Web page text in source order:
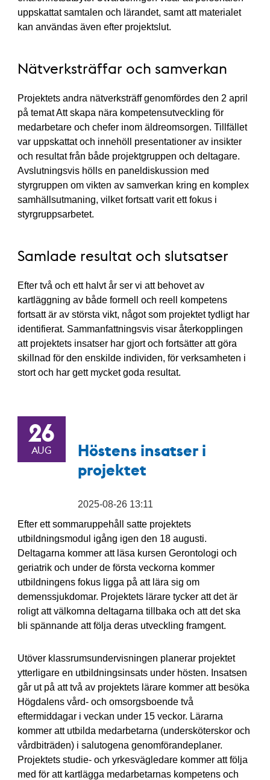
uppskattat samtalen och lärandet, samt att materialet
kan användas även efter projektslut.
Nätverksträffar och samverkan
Projektets andra nätverksträff genomfördes den 2 april
på temat Att skapa nära kompetensutveckling för
medarbetare och chefer inom äldreomsorgen. Tillfället
var uppskattat och innehöll presentationer av insikter
och resultat från både projektgruppen och deltagare.
Avslutningsvis hölls en paneldiskussion med
styrgruppen om vikten av samverkan kring en komplex
samhällsutmaning, vilket fortsatt varit ett fokus i
styrgruppsarbetet.
Samlade resultat och slutsatser
Efter två och ett halvt år ser vi att behovet av
kartläggning av både formell och reell kompetens
fortsatt är av största vikt, något som projektet tydligt har
identifierat. Sammanfattningsvis visar återkopplingen
att projektets insatser har gjort och fortsätter att göra
skillnad för den enskilde individen, för verksamheten i
stort och har gett mycket goda resultat.
26
AUG
Höstens insatser i
projektet
2025-08-26 13:11
Efter ett sommaruppehåll satte projektets
utbildningsmodul igång igen den 18 augusti.
Deltagarna kommer att läsa kursen Gerontologi och
geriatrik och under de första veckorna kommer
utbildningens fokus ligga på att lära sig om
demenssjukdomar. Projektets lärare tycker att det är
roligt att välkomna deltagarna tillbaka och att det ska
bli spännande att följa deras utveckling framgent.
Utöver klassrumsundervisningen planerar projektet
ytterligare en utbildningsinsats under hösten. Insatsen
går ut på att två av projektets lärare kommer att besöka
Högdalens vård- och omsorgsboende två
eftermiddagar i veckan under 15 veckor. Lärarna
kommer att utbilda medarbetarna (undersköterskor och
vårdbiträden) i salutogena genomförandeplaner.
Projektets studie- och yrkesvägledare kommer att följa
med för att kartlägga medarbetarnas kompetens och